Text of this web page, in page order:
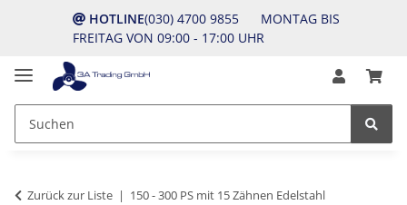
HOTLINE(030) 4700 9855 MONTAG BIS
FREITAG VON 09:00 - 17:00 UHR
Zurück zur Liste 150 - 300 PS mit 15 Zähnen Edelstahl